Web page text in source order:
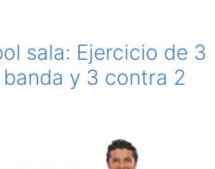
sala: Ejercicio de 3
y 3 contra 2